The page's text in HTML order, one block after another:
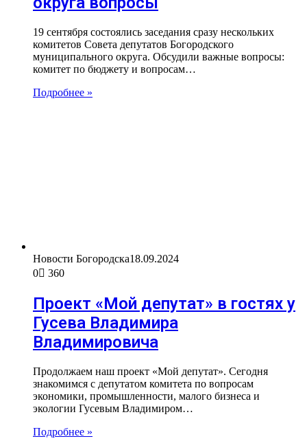
19 сентября состоялись заседания сразу нескольких
комитетов Совета депутатов Богородского
муниципального округа. Обсудили важные вопросы:
комитет по бюджету и вопросам…
Подробнее »
Новости Богородска18.09.2024
0
360
Проект «Мой депутат» в гостях у
Гусева Владимира
Владимировича
Продолжаем наш проект «Мой депутат». Сегодня
знакомимся с депутатом комитета по вопросам
экономики, промышленности, малого бизнеса и
экологии Гусевым Владимиром…
Подробнее »